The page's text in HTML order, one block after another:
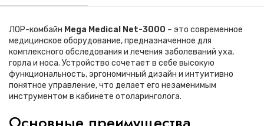
ЛОР-комбайн Mega Medical Net-3000 – это современное
медицинское оборудование, предназначенное для
комплексного обследования и лечения заболеваний уха,
горла и носа. Устройство сочетает в себе высокую
функциональность, эргономичный дизайн и интуитивно
понятное управление, что делает его незаменимым
инструментом в кабинете отоларинголога.